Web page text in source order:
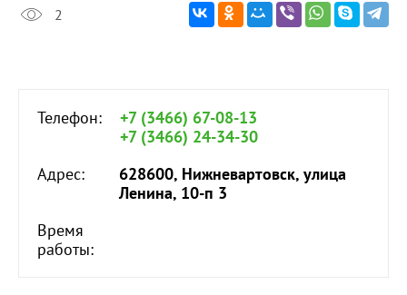
2
Телефон:
+7 (3466) 67-08-13
+7 (3466) 24-34-30
Адрес:
628600, Нижневартовск, улица
Ленина, 10-п 3
Время
работы: